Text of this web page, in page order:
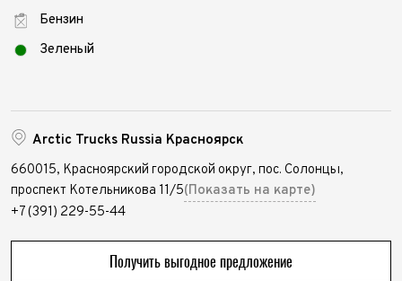
Бензин
Зеленый
Arctic Trucks Russia Красноярск
660015, Красноярский городской округ, пос. Солонцы,
проспект Котельникова 11/5(Показать на карте)
+7 (391) 229-55-44
Получить выгодное предложение